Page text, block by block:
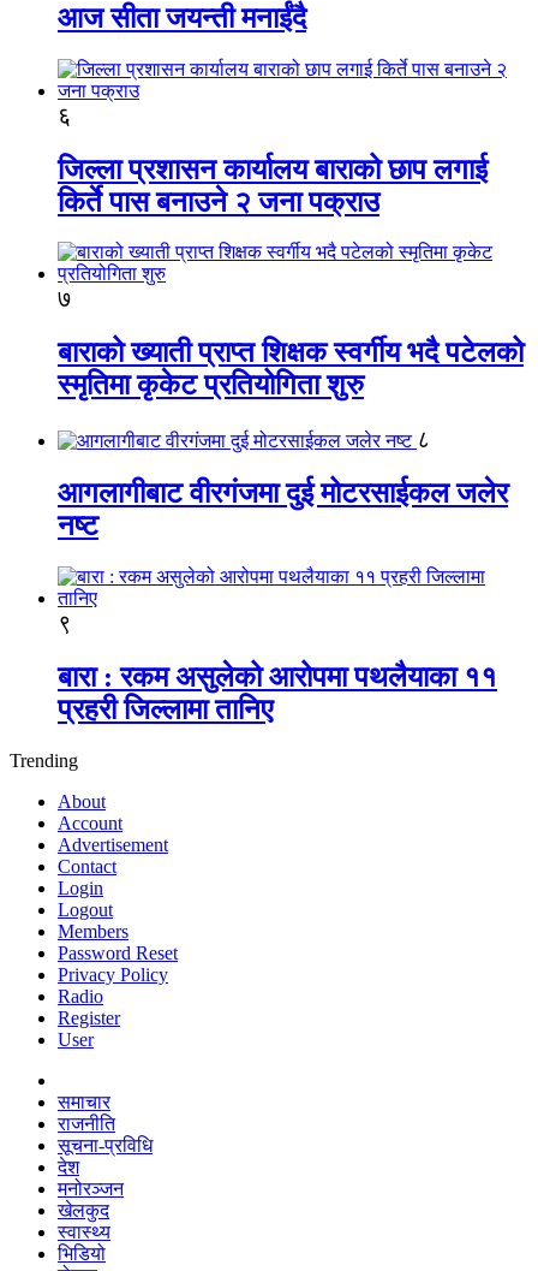
आज सीता जयन्ती मनाईंदै
६
जिल्ला प्रशासन कार्यालय बाराको छाप लगाई
किर्ते पास बनाउने २ जना पक्राउ
७
बाराको ख्याती प्राप्त शिक्षक स्वर्गीय भदै पटेलको
स्मृतिमा कृकेट प्रतियोगिता शुरु
८
आगलागीबाट वीरगंजमा दुई मोटरसाईकल जलेर
नष्ट
९
बारा : रकम असुलेको आरोपमा पथलैयाका ११
प्रहरी जिल्लामा तानिए
Trending
About
Account
Advertisement
Contact
Login
Logout
Members
Password Reset
Privacy Policy
Radio
Register
User
समाचार
राजनीति
सूचना-प्रविधि
देश
मनोरञ्जन
खेलकुद
स्वास्थ्य
भिडियो